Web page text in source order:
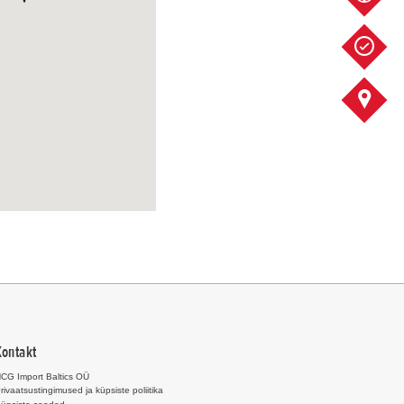
SOOVIN
Import Baltics OÜ
ja küpsiste poliitika